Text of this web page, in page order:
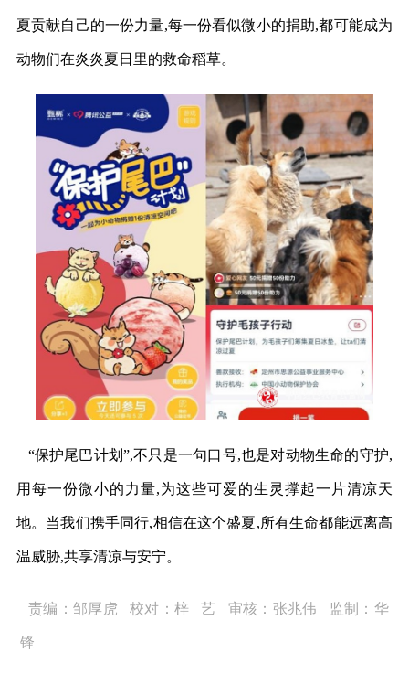
夏贡献自己的一份力量,每一份看似微小的捐助,都可能成为
动物们在炎炎夏日里的救命稻草。
“保护尾巴计划”,不只是一句口号,也是对动物生命的守护,
用每一份微小的力量,为这些可爱的生灵撑起一片清凉天
地。当我们携手同行,相信在这个盛夏,所有生命都能远离高
温威胁,共享清凉与安宁。
责编：邹厚虎 校对：梓 艺 审核：张兆伟 监制：华
锋